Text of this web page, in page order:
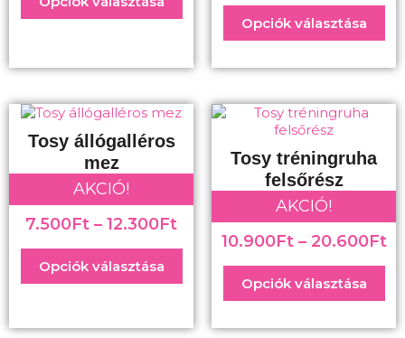
Opciók választása
Tosy állógalléros
mez
AKCIÓ!
7.500Ft – 12.300Ft
Opciók választása
Tosy tréningruha
felsőrész
AKCIÓ!
10.900Ft – 20.600Ft
Opciók választása